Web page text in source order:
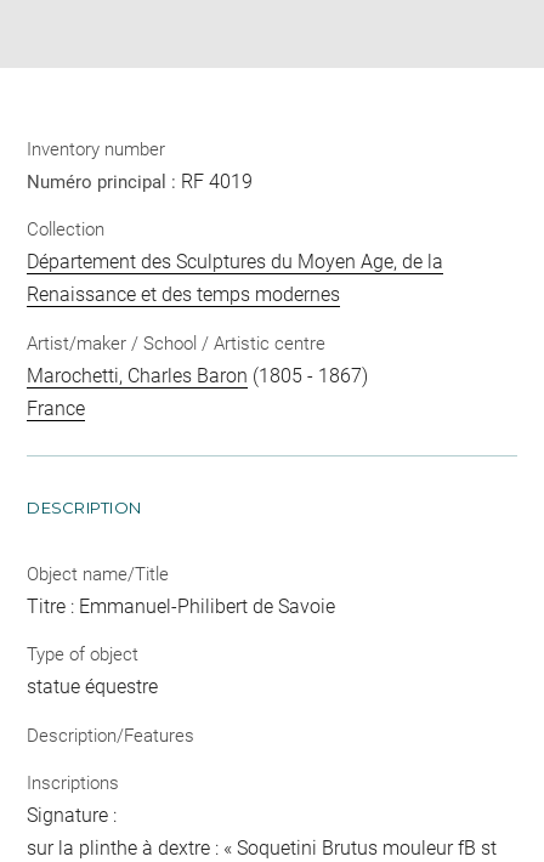
Inventory number
Numéro principal : RF 4019
Collection
Département des Sculptures du Moyen Age, de la
Renaissance et des temps modernes
Artist/maker / School / Artistic centre
Marochetti, Charles Baron (1805 - 1867)
France
DESCRIPTION
Object name/Title
Titre : Emmanuel-Philibert de Savoie
Type of object
statue équestre
Description/Features
Inscriptions
Signature :
sur la plinthe à dextre : « Soquetini Brutus mouleur fB st